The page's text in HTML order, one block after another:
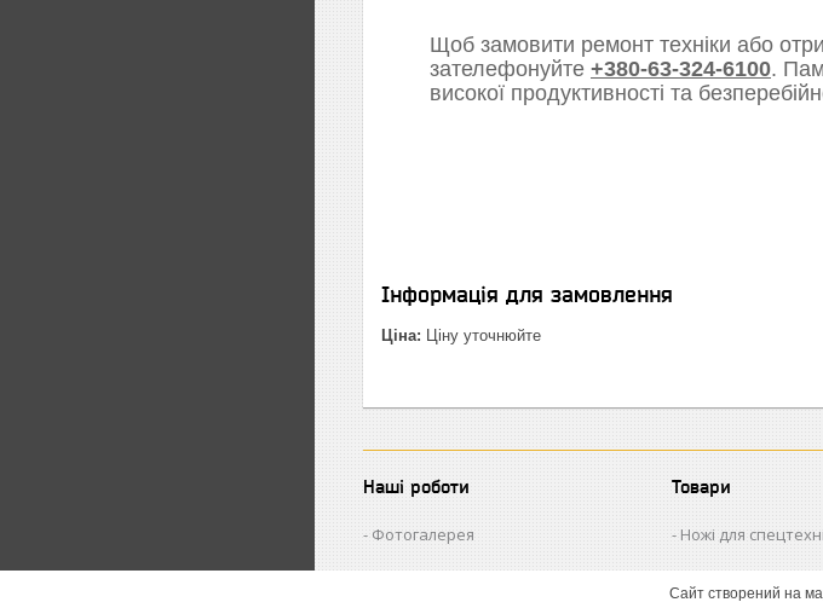
Щоб замовити ремонт техніки або
зателефонуйте +380-63-324-6100.
високої продуктивності та
Інформація для замовлення
Ціна: Ціну уточнюйте
Наші роботи
Фотогалерея
Товари
Ножі для
Сайт створений на